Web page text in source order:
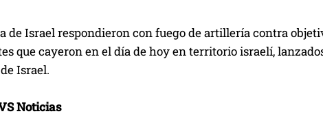
de Israel respondieron con fuego de artillería contra
que cayeron en el día de hoy en territorio israelí,
Israel.
Noticias